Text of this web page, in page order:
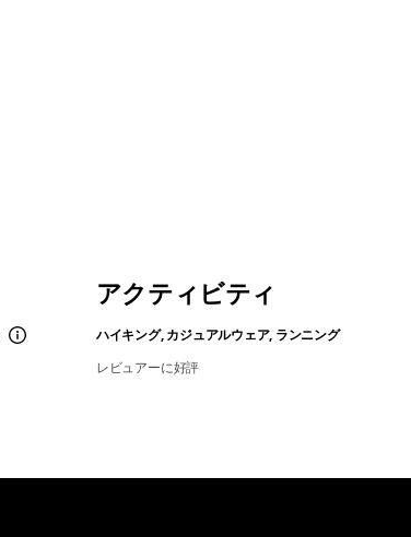
アクティビティ
ハイキング, カジュアルウェア, ランニング
レビュアーに好評